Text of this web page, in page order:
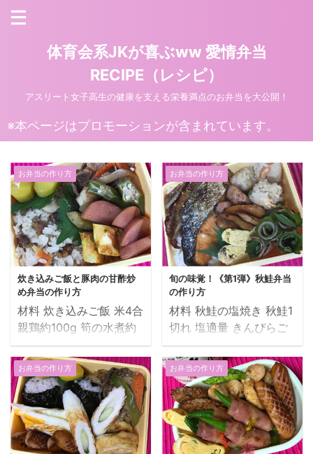
体育会系JKが喜ぶww 愛情弁当
RECIPE（レシピ）
アスリート女子高生の健康を支える栄養満点のお弁当を大公開！
※本ページはプロモーションが含まれています。
お弁当の作り方
炊き込みご飯と豚肉の甘酢炒
め弁当の作り方
材料 炊き込みご飯 米4合
親鶏約100g 筍の水煮約
100g 人参1/4本 蒟蒻約
100g 調味料A（和風顆粒
だし少々、醤油適量、料
理酒適量、みりん適量、
砂糖適量） 塩少々 油
少々 豚肉の甘酢炒め 豚
肉うす切り約250g 厚揚
お弁当の作り方
旬の味覚！《第1弾》秋鮭弁当
の作り方
材料 秋鮭の塩焼き 秋鮭1
切れ 塩適量 きんぴらご
ぼう ごぼう2本 ちくわ2
本 きんぴら蒟蒻1袋 いり
こ少々 調味料A（和風の
顆粒だし少々・料理酒大
さじ3・みりん大さじ2・
砂糖大さじ1・醤油大さ
じ2・鷹の爪の輪切
お弁当の作り方 お弁当の作り方